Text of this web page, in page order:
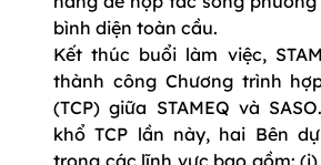
bình diện toàn cầu.
Kết thúc buổi làm việc,
thành công Chương trình
(TCP) giữa STAMEQ và
khổ TCP lần này, hai Bên